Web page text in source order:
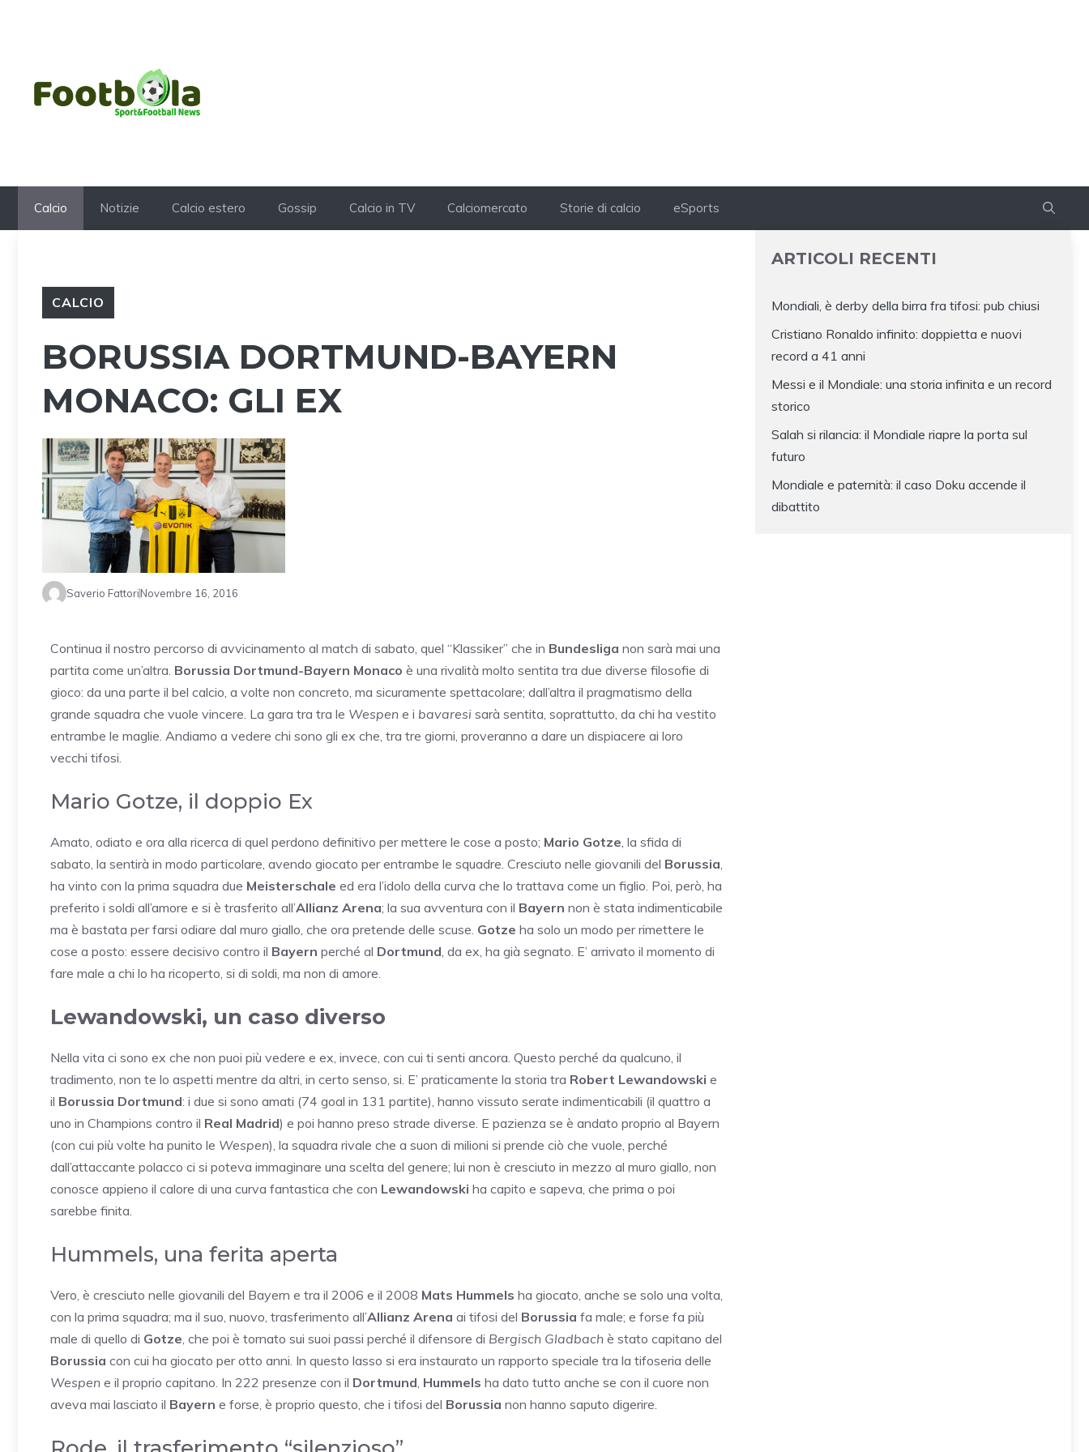
Calcio Notizie Calcio estero Gossip Calcio in TV Calciomercato Storie di calcio eSports
CALCIO
BORUSSIA DORTMUND-BAYERN
MONACO: GLI EX
Saverio FattoriNovembre 16, 2016
Continua il nostro percorso di avvicinamento al match di sabato, quel “Klassiker” che in Bundesliga non sarà mai una
partita come un’altra. Borussia Dortmund-Bayern Monaco è una rivalità molto sentita tra due diverse filosofie di
gioco: da una parte il bel calcio, a volte non concreto, ma sicuramente spettacolare; dall’altra il pragmatismo della
grande squadra che vuole vincere. La gara tra tra le Wespen e i bavaresi sarà sentita, soprattutto, da chi ha vestito
entrambe le maglie. Andiamo a vedere chi sono gli ex che, tra tre giorni, proveranno a dare un dispiacere ai loro
vecchi tifosi.
Mario Gotze, il doppio Ex
Amato, odiato e ora alla ricerca di quel perdono definitivo per mettere le cose a posto; Mario Gotze, la sfida di
sabato, la sentirà in modo particolare, avendo giocato per entrambe le squadre. Cresciuto nelle giovanili del Borussia,
ha vinto con la prima squadra due Meisterschale ed era l’idolo della curva che lo trattava come un figlio. Poi, però, ha
preferito i soldi all’amore e si è trasferito all’Allianz Arena; la sua avventura con il Bayern non è stata indimenticabile
ma è bastata per farsi odiare dal muro giallo, che ora pretende delle scuse. Gotze ha solo un modo per rimettere le
cose a posto: essere decisivo contro il Bayern perché al Dortmund, da ex, ha già segnato. E’ arrivato il momento di
fare male a chi lo ha ricoperto, si di soldi, ma non di amore.
Lewandowski, un caso diverso
Nella vita ci sono ex che non puoi più vedere e ex, invece, con cui ti senti ancora. Questo perché da qualcuno, il
tradimento, non te lo aspetti mentre da altri, in certo senso, si. E’ praticamente la storia tra Robert Lewandowski e
il Borussia Dortmund: i due si sono amati (74 goal in 131 partite), hanno vissuto serate indimenticabili (il quattro a
uno in Champions contro il Real Madrid) e poi hanno preso strade diverse. E pazienza se è andato proprio al Bayern
(con cui più volte ha punito le Wespen), la squadra rivale che a suon di milioni si prende ciò che vuole, perché
dall’attaccante polacco ci si poteva immaginare una scelta del genere; lui non è cresciuto in mezzo al muro giallo, non
conosce appieno il calore di una curva fantastica che con Lewandowski ha capito e sapeva, che prima o poi
sarebbe finita.
Hummels, una ferita aperta
Vero, è cresciuto nelle giovanili del Bayern e tra il 2006 e il 2008 Mats Hummels ha giocato, anche se solo una volta,
con la prima squadra; ma il suo, nuovo, trasferimento all’Allianz Arena ai tifosi del Borussia fa male; e forse fa più
male di quello di Gotze, che poi è tornato sui suoi passi perché il difensore di Bergisch Gladbach è stato capitano del
Borussia con cui ha giocato per otto anni. In questo lasso si era instaurato un rapporto speciale tra la tifoseria delle
Wespen e il proprio capitano. In 222 presenze con il Dortmund, Hummels ha dato tutto anche se con il cuore non
aveva mai lasciato il Bayern e forse, è proprio questo, che i tifosi del Borussia non hanno saputo digerire.
ARTICOLI RECENTI
Mondiali, è derby della birra fra tifosi: pub chiusi
Cristiano Ronaldo infinito: doppietta e nuovi
record a 41 anni
Messi e il Mondiale: una storia infinita e un record
storico
Salah si rilancia: il Mondiale riapre la porta sul
futuro
Mondiale e paternità: il caso Doku accende il
dibattito